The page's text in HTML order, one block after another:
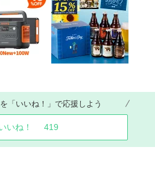
「いいね！」で応援しよう
いね！ 419